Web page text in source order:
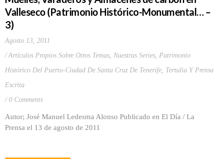
Valleseco (Patrimonio Histórico-Monumental… –
3)
Agosto 13, 2011
Artículos Propios Sobre Otros Temas, Nuestras Series, Patrimonio
Histórico Del Puerto-Ciudad De Santa Cruz De Tenerife, Tertulia Y Prensa
Escrita
0 Comments
Autor; José Manuel Ledesma Alonso Publicado en El Día / La
Prensa el 13 de agosto de 2011